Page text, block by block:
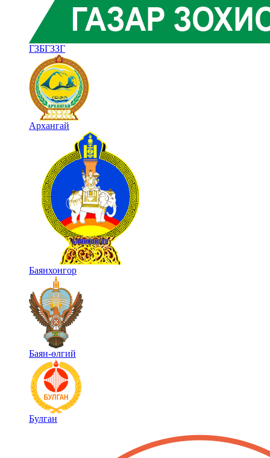
ГЗБГЗЗГ
Архангай
Баянхонгор
Баян-өлгий
Булган